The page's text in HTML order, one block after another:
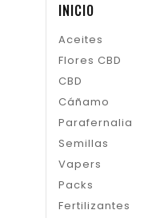
INICIO
Aceites
Flores CBD
CBD
Cáñamo
Parafernalia
Semillas
Vapers
Packs
Fertilizantes